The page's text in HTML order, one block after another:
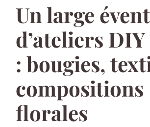
Un large
d’ateliers
: bougies,
compositions
florales